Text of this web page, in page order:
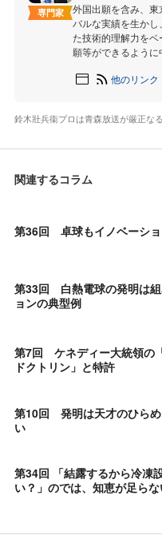
専門家
外国出願を含み、
バルな実績を生か
た技術的理解力を
願等ができるように
他のリンク
鈴木壯兵衞プロは青森放送が厳正な
関連するコラム
第36回 卓球もイノベーシ
第33回 白熱電球の発明は
ョンの典型例
第7回 ケネディー大統領の
ドクトリン」と特許
第10回 発明は天才のひら
い
第34回 「結露するから冷凍
い？」のでは、知恵が足ら